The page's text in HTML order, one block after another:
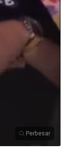
Perbesar